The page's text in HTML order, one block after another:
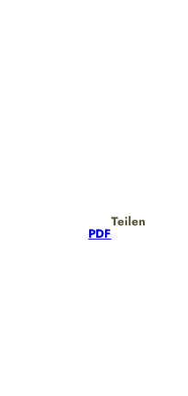
PDF
Teilen